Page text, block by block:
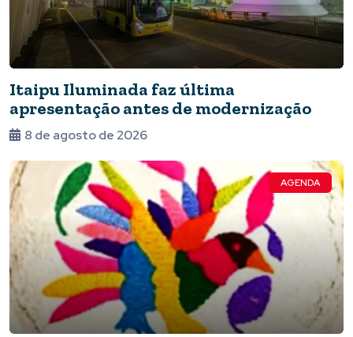
Itaipu Iluminada faz última
apresentação antes de modernização
8 de agosto de 2026
AGENDA